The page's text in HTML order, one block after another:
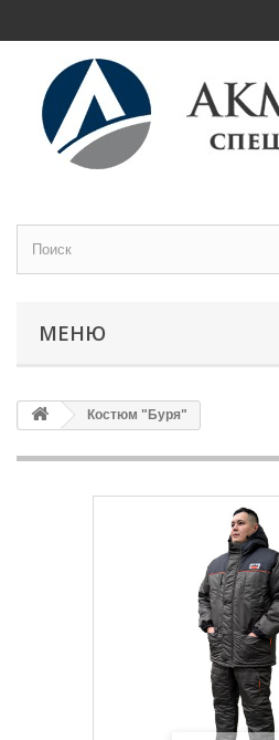
МЕНЮ
Костюм "Буря"